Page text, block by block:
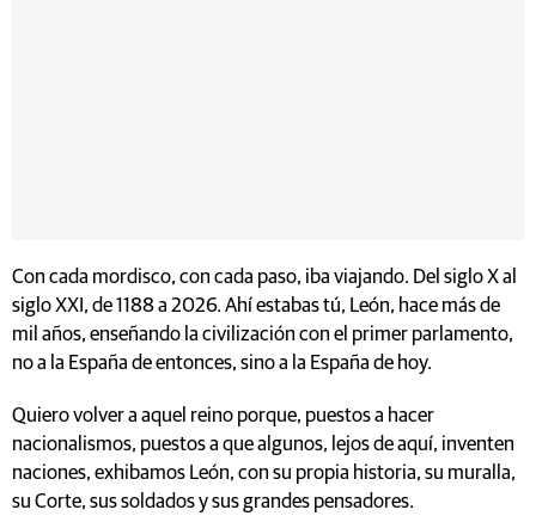
Con cada mordisco, con cada paso, iba viajando. Del siglo X al
siglo XXI, de 1188 a 2026. Ahí estabas tú, León, hace más de
mil años, enseñando la civilización con el primer parlamento,
no a la España de entonces, sino a la España de hoy.
Quiero volver a aquel reino porque, puestos a hacer
nacionalismos, puestos a que algunos, lejos de aquí, inventen
naciones, exhibamos León, con su propia historia, su muralla,
su Corte, sus soldados y sus grandes pensadores.